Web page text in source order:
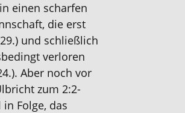
einen scharfen
die erst
und schließlich
verloren
Aber noch vor
zum 2:2-
Folge, das